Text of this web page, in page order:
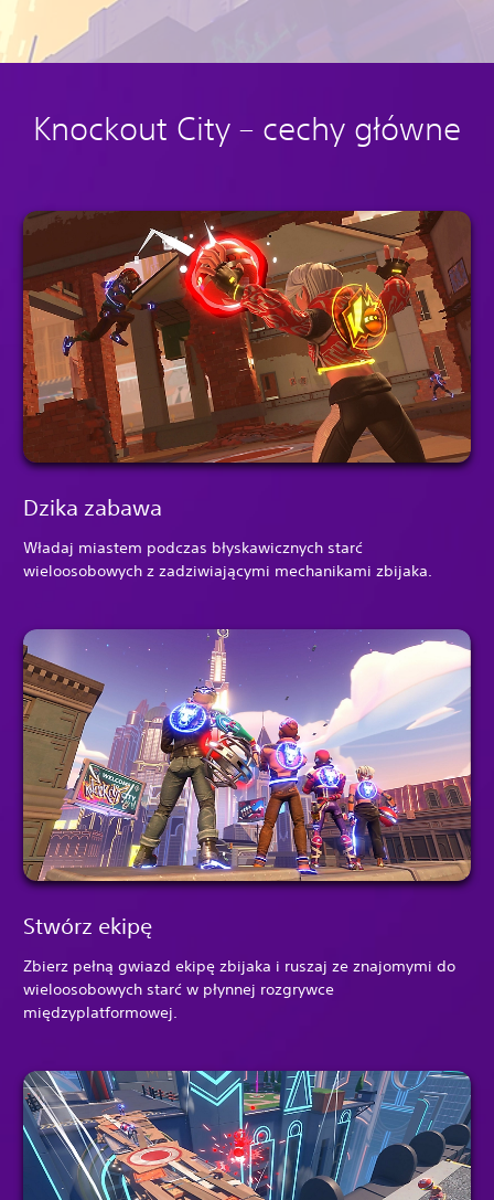
Knockout City – cechy główne
Dzika zabawa
Władaj miastem podczas błyskawicznych starć
wieloosobowych z zadziwiającymi mechanikami zbijaka.
Stwórz ekipę
Zbierz pełną gwiazd ekipę zbijaka i ruszaj ze znajomymi do
wieloosobowych starć w płynnej rozgrywce
międzyplatformowej.